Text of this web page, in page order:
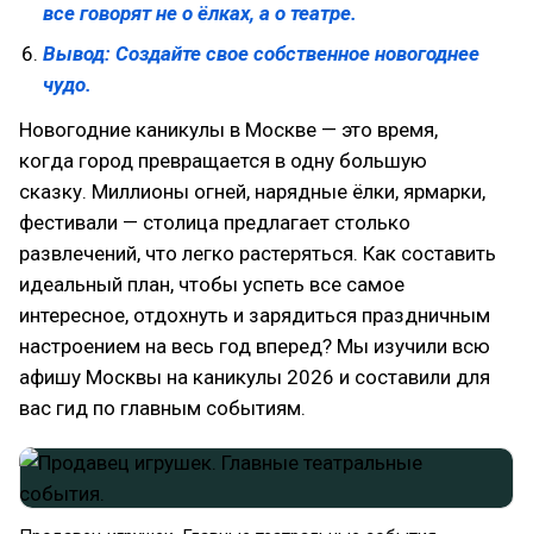
все говорят не о ёлках, а о театре.
Вывод: Создайте свое собственное новогоднее
чудо.
Новогодние каникулы в Москве — это время,
когда город превращается в одну большую
сказку. Миллионы огней, нарядные ёлки, ярмарки,
фестивали — столица предлагает столько
развлечений, что легко растеряться. Как составить
идеальный план, чтобы успеть все самое
интересное, отдохнуть и зарядиться праздничным
настроением на весь год вперед? Мы изучили всю
афишу Москвы на каникулы 2026 и составили для
вас гид по главным событиям.